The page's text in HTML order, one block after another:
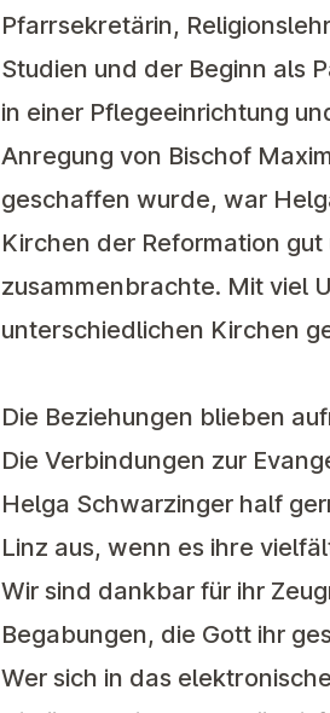
Pfarrsekretärin,
Studien und der Beginn als
in einer Pflegeeinrichtung
Anregung von Bischof
geschaffen wurde, war
Kirchen der Reformation
zusammenbrachte. Mit viel
unterschiedlichen Kirchen
Die Beziehungen blieben
Die Verbindungen zur
Helga Schwarzinger half
Linz aus, wenn es ihre
Wir sind dankbar für ihr
Begabungen, die Gott ihr
Wer sich in das